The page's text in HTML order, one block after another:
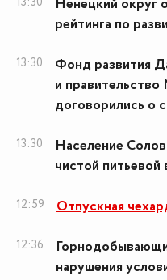
Ненецкий округ
рейтинга по
13:30
Фонд развития
и
договорились о
13:30
Население
чистой питьевой
12:59 Отпускная
12:36
нарушения